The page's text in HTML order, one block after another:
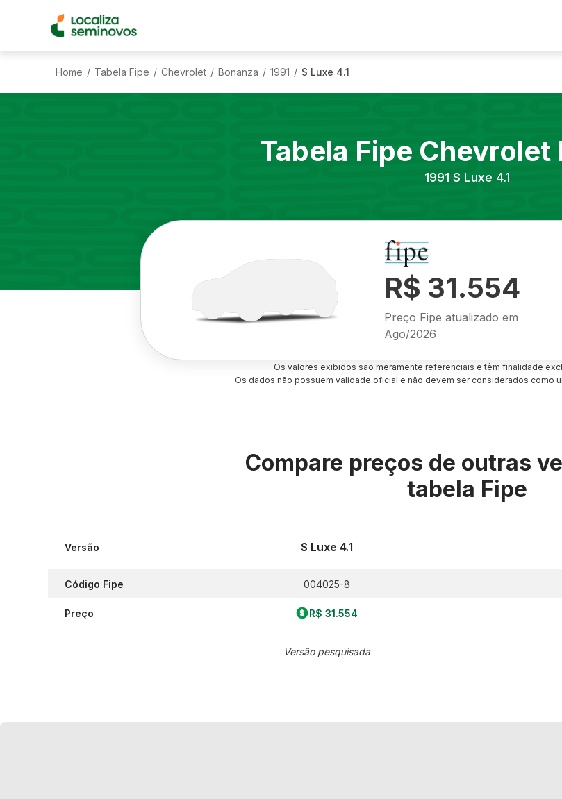
Home / Tabela Fipe / Chevrolet / Bonanza / 1991 / S Luxe 4.1
Tabela Fipe Chevrolet
1991 S Luxe 4.1
R$ 31.554
Preço Fipe atualizado em
Ago/2026
Os valores exibidos são meramente referenciais e têm finalidade
Os dados não possuem validade oficial e não devem ser considerados como
Compare preços de outras
tabela Fipe
Versão
Código Fipe
Preço
S Luxe 4.1
004025-8
R$ 31.554
Versão pesquisada